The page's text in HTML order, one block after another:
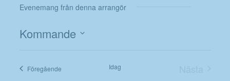
Evenemang från denna arrangör
Kommande
FöregåendeEvenemang Idag